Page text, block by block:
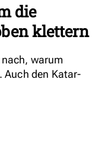
die
klettern
warum
Auch den Katar-